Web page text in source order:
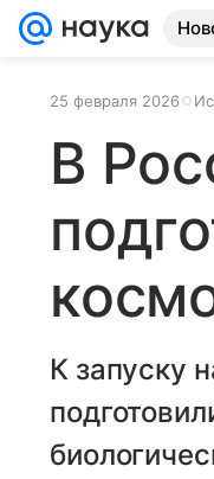
25 февраля 2026
В
К запуску